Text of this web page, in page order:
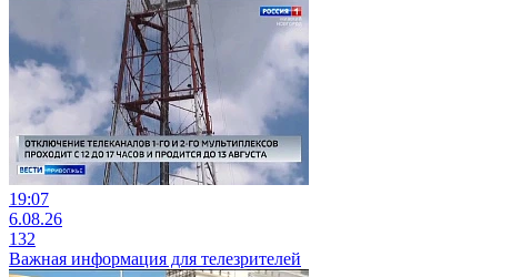
19:07
6.08.26
132
Важная информация для телезрителей